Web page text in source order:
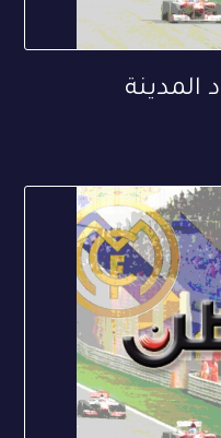
المدينة